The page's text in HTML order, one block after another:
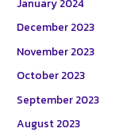
December 2023
November 2023
October 2023
September 2023
August 2023